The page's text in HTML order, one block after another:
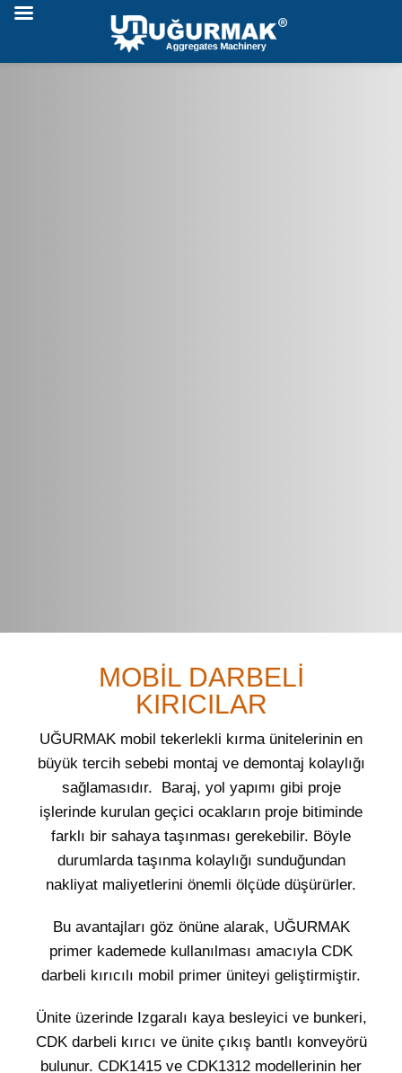
MOBİL DARBELİ
KIRICILAR
UĞURMAK mobil tekerlekli kırma ünitelerinin en
büyük tercih sebebi montaj ve demontaj kolaylığı
sağlamasıdır. Baraj, yol yapımı gibi proje
işlerinde kurulan geçici ocakların proje bitiminde
farklı bir sahaya taşınması gerekebilir. Böyle
durumlarda taşınma kolaylığı sunduğundan
nakliyat maliyetlerini önemli ölçüde düşürürler.
Bu avantajları göz önüne alarak, UĞURMAK
primer kademede kullanılması amacıyla CDK
darbeli kırıcılı mobil primer üniteyi geliştirmiştir.
Ünite üzerinde Izgaralı kaya besleyici ve bunkeri,
CDK darbeli kırıcı ve ünite çıkış bantlı konveyörü
bulunur. CDK1415 ve CDK1312 modellerinin her